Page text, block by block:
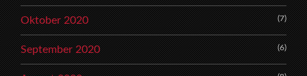
Oktober 2020 (7)
September 2020 (6)